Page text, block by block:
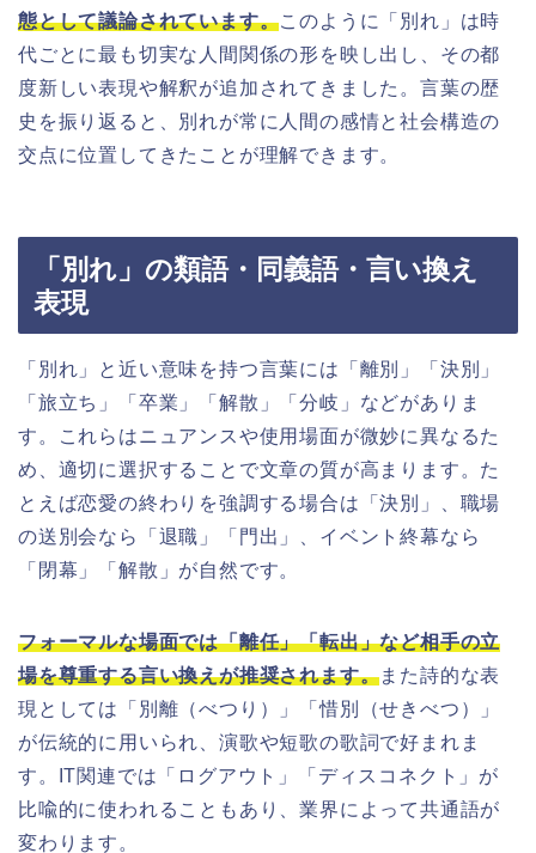
態として議論されています。このように「別れ」は時
代ごとに最も切実な人間関係の形を映し出し、その都
度新しい表現や解釈が追加されてきました。言葉の歴
史を振り返ると、別れが常に人間の感情と社会構造の
交点に位置してきたことが理解できます。
「別れ」の類語・同義語・言い換え
表現
「別れ」と近い意味を持つ言葉には「離別」「決別」
「旅立ち」「卒業」「解散」「分岐」などがありま
す。これらはニュアンスや使用場面が微妙に異なるた
め、適切に選択することで文章の質が高まります。た
とえば恋愛の終わりを強調する場合は「決別」、職場
の送別会なら「退職」「門出」、イベント終幕なら
「閉幕」「解散」が自然です。
フォーマルな場面では「離任」「転出」など相手の立
場を尊重する言い換えが推奨されます。また詩的な表
現としては「別離（べつり）」「惜別（せきべつ）」
が伝統的に用いられ、演歌や短歌の歌詞で好まれま
す。IT関連では「ログアウト」「ディスコネクト」が
比喩的に使われることもあり、業界によって共通語が
変わります。